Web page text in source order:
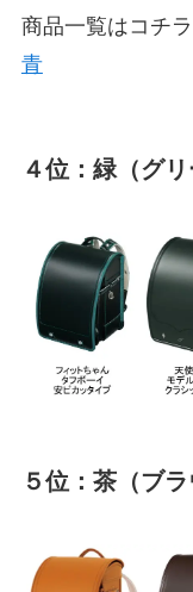
商品一覧はコチ
青
４位：緑（グ
５位：茶（ブ